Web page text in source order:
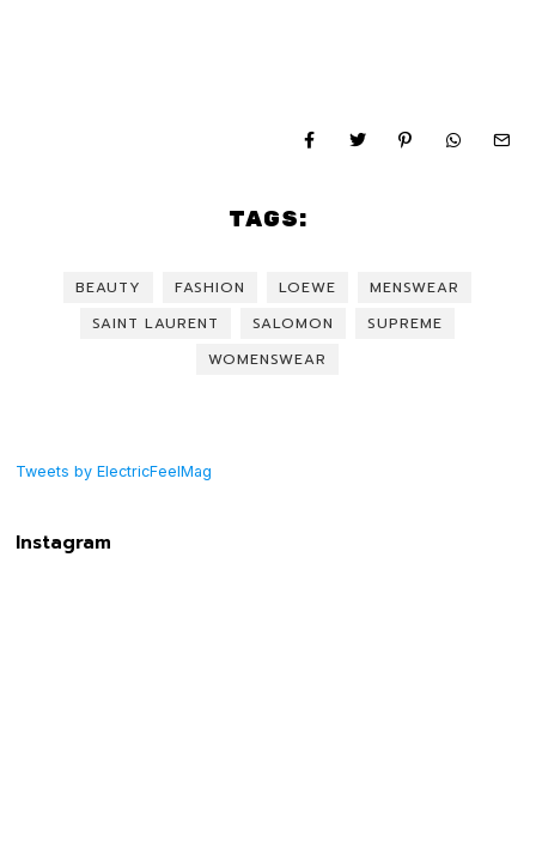
TAGS:
BEAUTY FASHION LOEWE
MENSWEAR
SAINT LAURENT
SALOMON
SUPREME
WOMENSWEAR
Tweets by ElectricFeelMag
Instagram